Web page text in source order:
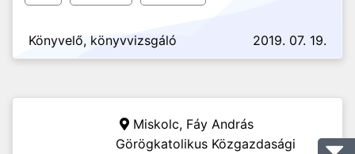
Könyvelő, könyvvizsgáló 2019. 07. 19.
Miskolc, Fáy András
Görögkatolikus Közgazdasági